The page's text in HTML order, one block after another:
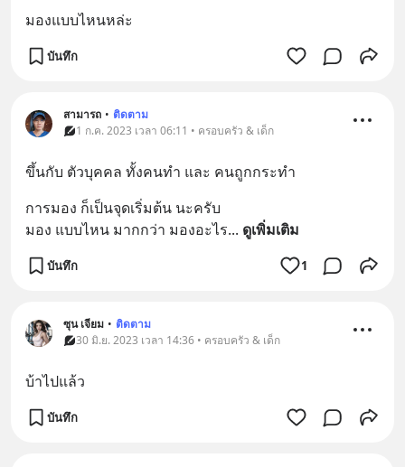
มองแบบไหนหล่ะ
บันทึก
สามารถ • ติดตาม
1 ก.ค. 2023 เวลา 06:11 • ครอบครัว & เด็ก
ขึ้นกับ ตัวบุคคล ทั้งคนทำ และ คนถูกกระทำ
การมอง ก็เป็นจุดเริ่มต้น นะครับ
มอง แบบไหน มากกว่า มองอะไร... ดูเพิ่มเติม
บันทึก 1
ซุน เจียม • ติดตาม
30 มิ.ย. 2023 เวลา 14:36 • ครอบครัว & เด็ก
บ้าไปแล้ว
บันทึก